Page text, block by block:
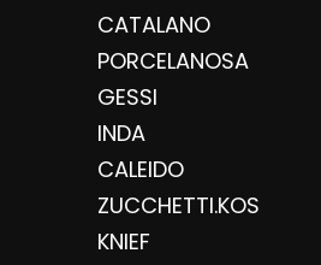
CATALANO
PORCELANOSA
GESSI
INDA
CALEIDO
ZUCCHETTI.KOS
KNIEF